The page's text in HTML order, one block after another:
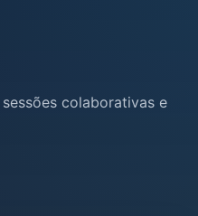
colaborativas e